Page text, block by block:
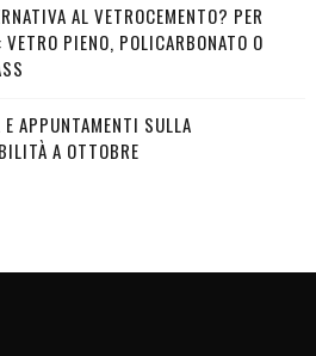
AL VETROCEMENTO? PER
VETRO PIENO, POLICARBONATO O
E APPUNTAMENTI SULLA
A OTTOBRE